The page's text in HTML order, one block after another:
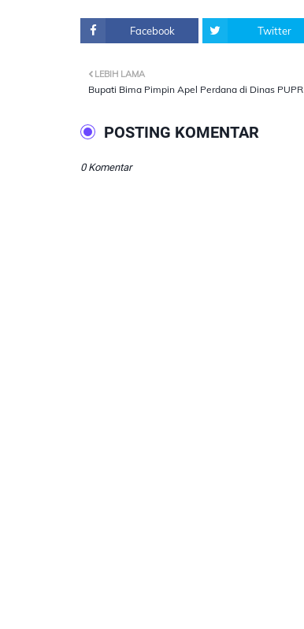
Facebook Twitter
LEBIH LAMA
Bupati Bima Pimpin Apel Perdana di Dinas PUPR
POSTING KOMENTAR
0 Komentar